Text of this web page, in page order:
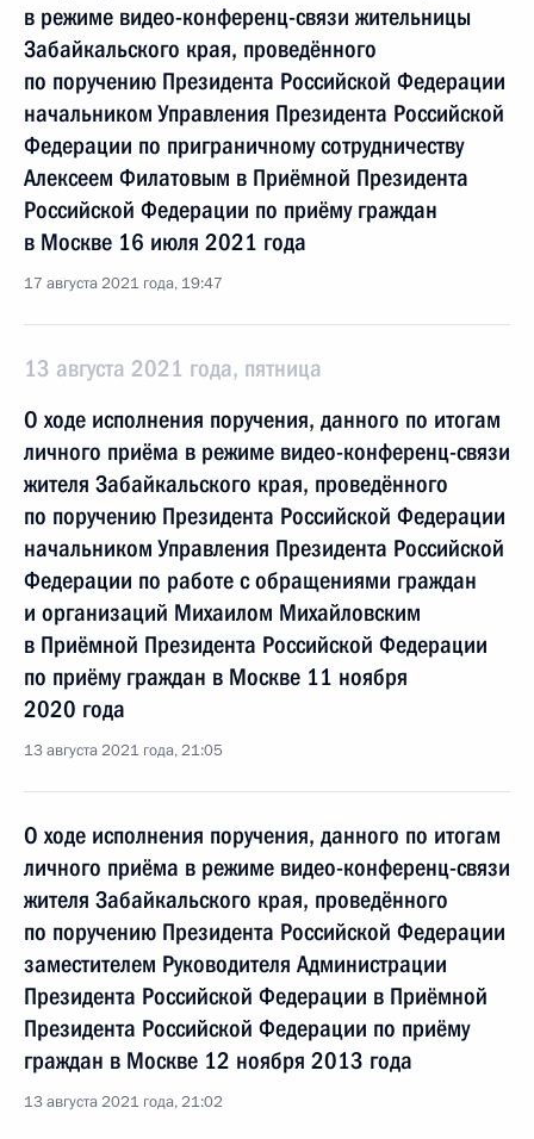
в режиме видео-конференц-связи жительницы
Забайкальского края, проведённого
по поручению Президента Российской Федерации
начальником Управления Президента Российской
Федерации по приграничному сотрудничеству
Алексеем Филатовым в Приёмной Президента
Российской Федерации по приёму граждан
в Москве 16 июля 2021 года
17 августа 2021 года, 19:47
13 августа 2021 года, пятница
О ходе исполнения поручения, данного по итогам
личного приёма в режиме видео-конференц-связи
жителя Забайкальского края, проведённого
по поручению Президента Российской Федерации
начальником Управления Президента Российской
Федерации по работе с обращениями граждан
и организаций Михаилом Михайловским
в Приёмной Президента Российской Федерации
по приёму граждан в Москве 11 ноября
2020 года
13 августа 2021 года, 21:05
О ходе исполнения поручения, данного по итогам
личного приёма в режиме видео-конференц-связи
жителя Забайкальского края, проведённого
по поручению Президента Российской Федерации
заместителем Руководителя Администрации
Президента Российской Федерации в Приёмной
Президента Российской Федерации по приёму
граждан в Москве 12 ноября 2013 года
13 августа 2021 года, 21:02